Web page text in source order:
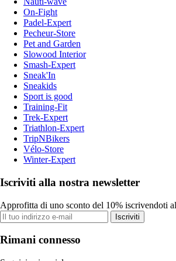
On-Fight
Padel-Expert
Pecheur-Store
Pet and Garden
Slowood Interior
Smash-Expert
Sneak'In
Sneakids
Sport is good
Training-Fit
Trek-Expert
Triathlon-Expert
TripNBikers
Vélo-Store
Winter-Expert
Iscriviti alla nostra newsletter
Approfitta di uno sconto del 10% iscrivendoti
Iscriviti
Rimani connesso